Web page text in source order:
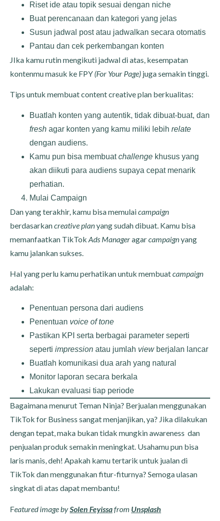
Riset ide atau topik sesuai dengan niche
Buat perencanaan dan kategori yang jelas
Susun jadwal post atau jadwalkan secara otomatis
Pantau dan cek perkembangan konten
JIka kamu rutin mengikuti jadwal di atas, kesempatan
kontenmu masuk ke FPY (For Your Page) juga semakin tinggi.
Tips untuk membuat content creative plan berkualitas:
Buatlah konten yang autentik, tidak dibuat-buat, dan
fresh agar konten yang kamu miliki lebih relate
dengan audiens.
Kamu pun bisa membuatchallenge khusus yang
akan diikuti para audiens supaya cepat menarik
perhatian.
Mulai Campaign
Dan yang terakhir, kamu bisa memulaicampaign
berdasarkancreative planyang sudah dibuat. Kamu bisa
memanfaatkan TikTok Ads Manageragarcampaignyang
kamu jalankan sukses.
Hal yang perlu kamu perhatikan untuk membuatcampaign
adalah:
Penentuan persona dari audiens
Penentuan voice of tone
Pastikan KPI serta berbagai parameter seperti
seperti impression atau jumlah view berjalan lancar
Buatlah komunikasi dua arah yang natural
Monitor laporan secara berkala
Lakukan evaluasi tiap periode
Bagaimana menurut Teman Ninja? Berjualan menggunakan
TikTok for Business sangat menjanjikan, ya? Jika dilakukan
dengan tepat, maka bukan tidak mungkin awareness dan
penjualan produk semakin meningkat. Usahamu pun bisa
laris manis, deh! Apakah kamu tertarik untuk jualan di
TikTok dan menggunakan fitur-fiturnya? Semoga ulasan
singkat di atas dapat membantu!
Featured image bySolen Feyissafrom Unsplash